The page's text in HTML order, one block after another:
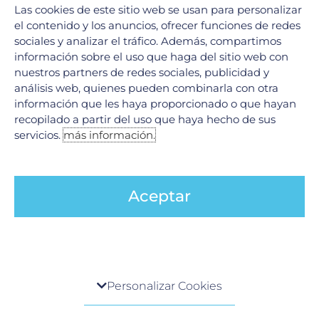
aumentan significativamente las probabilidades de
un buen pronóstico. Mantener una comunicación
abierta con el médico y acudir a las revisiones
recomendadas puede hacer una gran diferencia en la
gestión de esta condición.
Escucha nuestro podcast
Las cookies de este sitio web se usan para personalizar
el contenido y los anuncios, ofrecer funciones de redes
sociales y analizar el tráfico. Además, compartimos
información sobre el uso que haga del sitio web con
nuestros partners de redes sociales, publicidad y
análisis web, quienes pueden combinarla con otra
información que les haya proporcionado o que hayan
recopilado a partir del uso que haya hecho de sus
servicios.más información.
Aceptar
Cuando visita cualquier sitio web, el mismo podría
Personalizar Cookies